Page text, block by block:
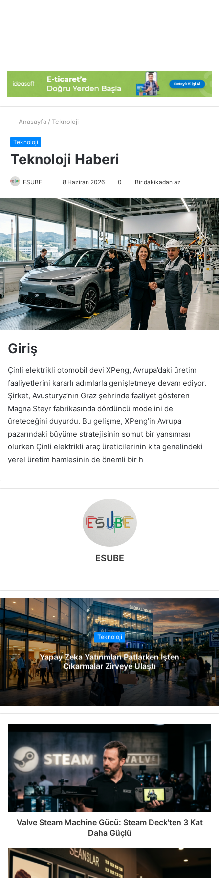
Anasayfa / Teknoloji
Teknoloji
Teknoloji Haberi
ESUBE
p
o
s
t
a
g
ö
n
m
e
k
8 Haziran 2026 0 Bir dakikadan az
Giriş
Çinli elektrikli otomobil devi XPeng, Avrupa’daki üretim
faaliyetlerini kararlı adımlarla genişletmeye devam ediyor.
Şirket, Avusturya’nın Graz şehrinde faaliyet gösteren
Magna Steyr fabrikasında dördüncü modelini de
üreteceğini duyurdu. Bu gelişme, XPeng’in Avrupa
pazarındaki büyüme stratejisinin somut bir yansıması
olurken Çinli elektrikli araç üreticilerinin kıta genelindeki
yerel üretim hamlesinin de önemli bir h
ESUBE
b
s
i
t
e
s
i
Teknoloji
Yapay Zeka Yatırımları Patlarken İşten
Çıkarmalar Zirveye Ulaştı
Valve Steam Machine Gücü: Steam Deck'ten 3 Kat
Daha Güçlü